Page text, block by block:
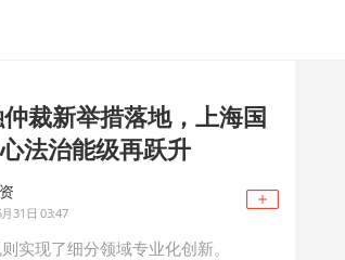
裁新举措落地，上海国
法治能级再跃升
31日 03:47
实现了细分领域专业化创新。